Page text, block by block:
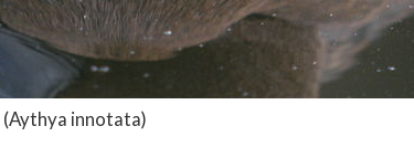
(Aythya innotata)